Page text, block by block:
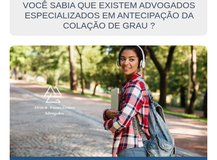
VOCÊ SABIA QUE EXISTEM ADVOGADOS
ESPECIALIZADOS EM ANTECIPAÇÃO DA
COLAÇÃO DE GRAU ?